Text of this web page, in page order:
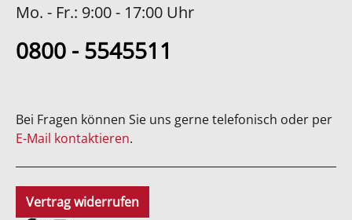
Mo. - Fr.: 9:00 - 17:00 Uhr
0800 - 5545511
Bei Fragen können Sie uns gerne telefonisch oder per
E-Mail kontaktieren.
Vertrag widerrufen